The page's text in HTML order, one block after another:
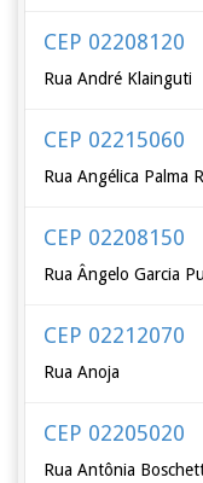
CEP 02208120
Rua André Klainguti
CEP 02215060
Rua Angélica Palma
CEP 02208150
Rua Ângelo Garcia
CEP 02212070
Rua Anoja
CEP 02205020
Rua Antônia